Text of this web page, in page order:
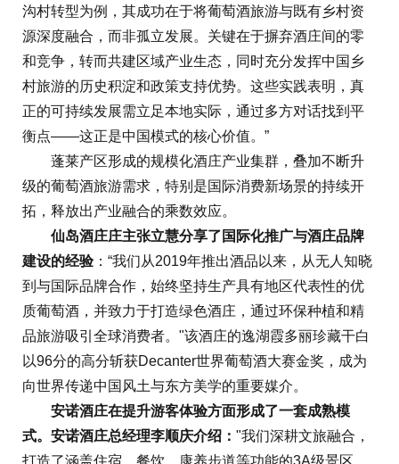
沟村转型为例，其成功在于将葡萄酒旅游与既有乡村资
源深度融合，而非孤立发展。关键在于摒弃酒庄间的零
和竞争，转而共建区域产业生态，同时充分发挥中国乡
村旅游的历史积淀和政策支持优势。这些实践表明，真
正的可持续发展需立足本地实际，通过多方对话找到平
衡点——这正是中国模式的核心价值。”
蓬莱产区形成的规模化酒庄产业集群，叠加不断升
级的葡萄酒旅游需求，特别是国际消费新场景的持续开
拓，释放出产业融合的乘数效应。
仙岛酒庄庄主张立慧分享了国际化推广与酒庄品牌
建设的经验：“我们从2019年推出酒品以来，从无人知晓
到与国际品牌合作，始终坚持生产具有地区代表性的优
质葡萄酒，并致力于打造绿色酒庄，通过环保种植和精
品旅游吸引全球消费者。"该酒庄的逸湖霞多丽珍藏干白
以96分的高分斩获Decanter世界葡萄酒大赛金奖，成为
向世界传递中国风土与东方美学的重要媒介。
安诺酒庄在提升游客体验方面形成了一套成熟模
式。安诺酒庄总经理李顺庆介绍： "我们深耕文旅融合，
打造了涵盖住宿、餐饮、康养步道等功能的3A级景区，